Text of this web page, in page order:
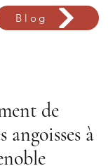
Blog
de
angoisses à